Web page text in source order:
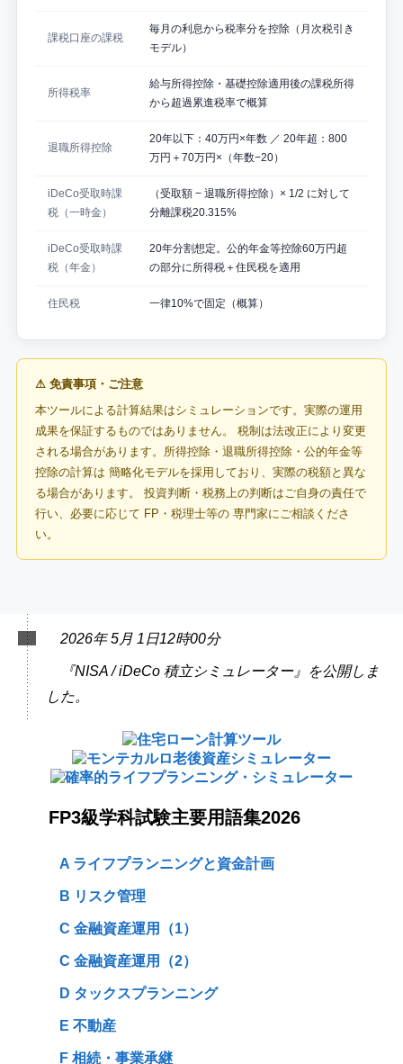
課税口座の課税
毎月の利息から税率分を控除（月次税引き
モデル）
所得税率
給与所得控除・基礎控除適用後の課税所得
から超過累進税率で概算
退職所得控除
20年以下：40万円×年数 ／ 20年超：800
万円＋70万円×（年数−20）
iDeCo受取時課
税（一時金）
（受取額 − 退職所得控除）× 1/2 に対して
分離課税20.315%
iDeCo受取時課
税（年金）
20年分割想定。公的年金等控除60万円超
の部分に所得税＋住民税を適用
住民税 一律10%で固定（概算）
⚠ 免責事項・ご注意
本ツールによる計算結果はシミュレーションです。実際の運用
成果を保証するものではありません。 税制は法改正により変更
される場合があります。所得控除・退職所得控除・公的年金等
控除の計算は 簡略化モデルを採用しており、実際の税額と異な
る場合があります。 投資判断・税務上の判断はご自身の責任で
行い、必要に応じて FP・税理士等の 専門家にご相談くださ
い。
2026年 5月 1日12時00分
『NISA / iDeCo 積立シミュレーター』を公開しま
した。
FP3級学科試験主要用語集2026
A ライフプランニングと資金計画
B リスク管理
C 金融資産運用（1）
C 金融資産運用（2）
D タックスプランニング
E 不動産
F 相続・事業承継